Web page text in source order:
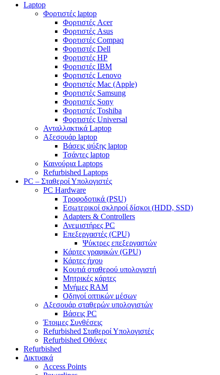
Laptop
Φορτιστές laptop
Φορτιστές Acer
Φορτιστές Asus
Φορτιστές Compaq
Φορτιστές Dell
Φορτιστές HP
Φορτιστές IBM
Φορτιστές Lenovo
Φορτιστές Mac (Apple)
Φορτιστές Samsung
Φορτιστές Sony
Φορτιστές Toshiba
Φορτιστές Universal
Ανταλλακτικά Laptop
Αξεσουάρ laptop
Βάσεις ψύξης laptop
Τσάντες laptop
Καινούρια Laptops
Refurbished Laptops
PC – Σταθεροί Υπολογιστές
PC Hardware
Τροφοδοτικά (PSU)
Εσωτερικοί σκληροί δίσκοι (HDD, SSD)
Adapters & Controllers
Ανεμιστήρες PC
Επεξεργαστές (CPU)
Ψύκτρες επεξεργαστών
Κάρτες γραφικών (GPU)
Κάρτες ήχου
Κουτιά σταθερού υπολογιστή
Μητρικές κάρτες
Μνήμες RAM
Οδηγοί οπτικών μέσων
Αξεσουάρ σταθερών υπολογιστών
Βάσεις PC
Έτοιμες Συνθέσεις
Refurbished Σταθεροί Υπολογιστές
Refurbished Οθόνες
Refurbished
Δικτυακά
Access Points